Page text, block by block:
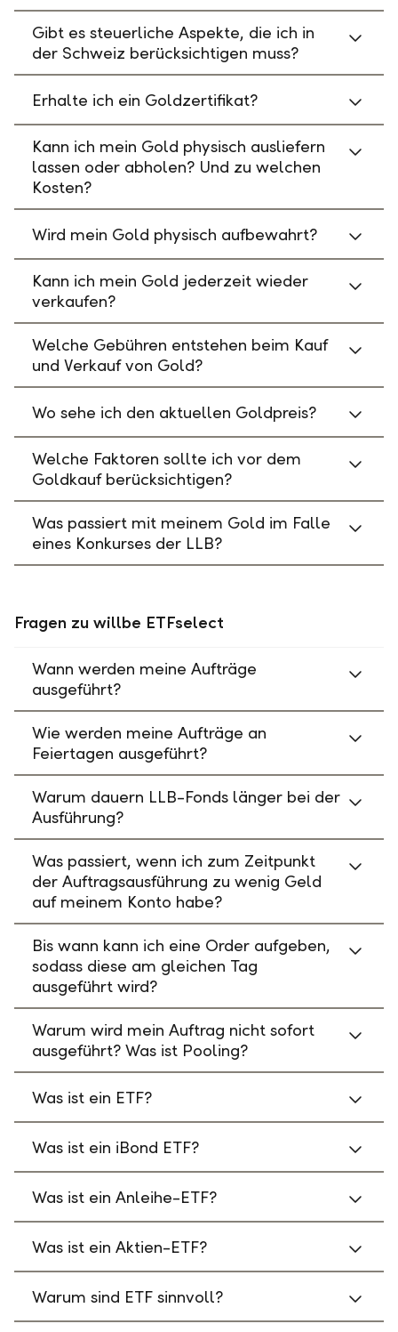
Gibt es steuerliche Aspekte, die ich in
der Schweiz berücksichtigen muss?
Erhalte ich ein Goldzertifikat?
Kann ich mein Gold physisch ausliefern
lassen oder abholen? Und zu welchen
Kosten?
Wird mein Gold physisch aufbewahrt?
Kann ich mein Gold jederzeit wieder
verkaufen?
Welche Gebühren entstehen beim Kauf
und Verkauf von Gold?
Wo sehe ich den aktuellen Goldpreis?
Welche Faktoren sollte ich vor dem
Goldkauf berücksichtigen?
Was passiert mit meinem Gold im Falle
eines Konkurses der LLB?
Fragen zu willbe ETFselect
Wann werden meine Aufträge
ausgeführt?
Wie werden meine Aufträge an
Feiertagen ausgeführt?
Warum dauern LLB-Fonds länger bei der
Ausführung?
Was passiert, wenn ich zum Zeitpunkt
der Auftragsausführung zu wenig Geld
auf meinem Konto habe?
Bis wann kann ich eine Order aufgeben,
sodass diese am gleichen Tag
ausgeführt wird?
Warum wird mein Auftrag nicht sofort
ausgeführt? Was ist Pooling?
Was ist ein ETF?
Was ist ein iBond ETF?
Was ist ein Anleihe-ETF?
Was ist ein Aktien-ETF?
Warum sind ETF sinnvoll?